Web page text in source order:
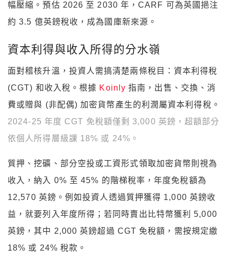
幅壓縮。預估 2026 至 2030 年，CARF 可為英國挹注
約 3.5 億英鎊稅收，成為國庫新來源。
資本利得與收入所得的分水嶺
面對稽核升溫，投資人需搞清楚兩條稅目：資本利得稅
(CGT) 和收入稅。根據 Koinly 指南，出售、交換、消
費或贈與 (非配偶) 加密貨幣產生的利潤屬資本利得稅。
2024-25 年度 CGT 免稅額僅剩 3,000 英鎊，超額部分
依個人所得層級課 18% 或 24%。
質押、挖礦、部分空投或工資形式領取加密貨幣則視為
收入，納入 0% 至 45% 的階梯稅率，年度免稅額為
12,570 英鎊。例如投資人透過質押獲得 1,000 英鎊收
益，就要列入年度所得；若同時賣出比特幣獲利 5,000
英鎊，其中 2,000 英鎊超過 CGT 免稅額，需按規定繳
18% 或 24% 稅款。